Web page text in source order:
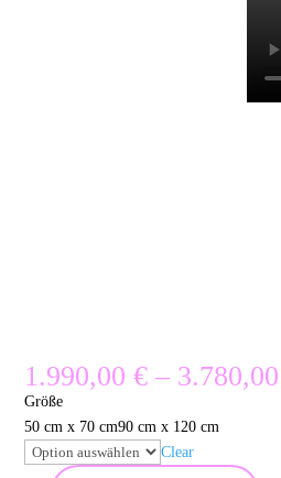
1.990,00€ –
Größe
50 cm x 70 cm90 cm x 120 cm
Clear